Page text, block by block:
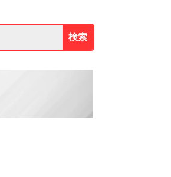
検索